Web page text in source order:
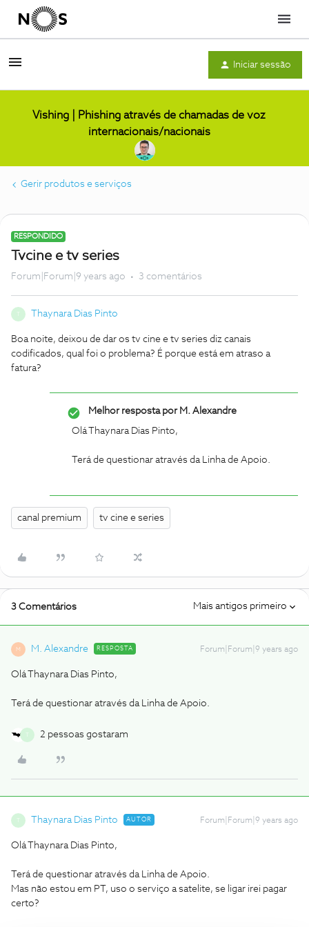
Menu
Iniciar sessão
Vishing | Phishing através de chamadas de voz
internacionais/nacionais
Gerir produtos e serviços
RESPONDIDO
Tvcine e tv series
Forum|Forum|9 years ago 3 comentários
Thaynara Dias Pinto
Boa noite, deixou de dar os tv cine e tv series diz canais
codificados, qual foi o problema? É porque está em atraso a
fatura?
Melhor resposta porM. Alexandre
Olá Thaynara Dias Pinto,
Terá de questionar através da Linha de Apoio.
canal premium tv cine e series
3 Comentários Mais antigos primeiro
M M. Alexandre RESPOSTA Forum|Forum|9 years ago
Olá Thaynara Dias Pinto,
Terá de questionar através da Linha de Apoio.
2 pessoas gostaram
Thaynara Dias Pinto AUTOR Forum|Forum|9 years ago
Olá Thaynara Dias Pinto,
Terá de questionar através da Linha de Apoio.
Mas não estou em PT, uso o serviço a satelite, se ligar irei pagar
certo?